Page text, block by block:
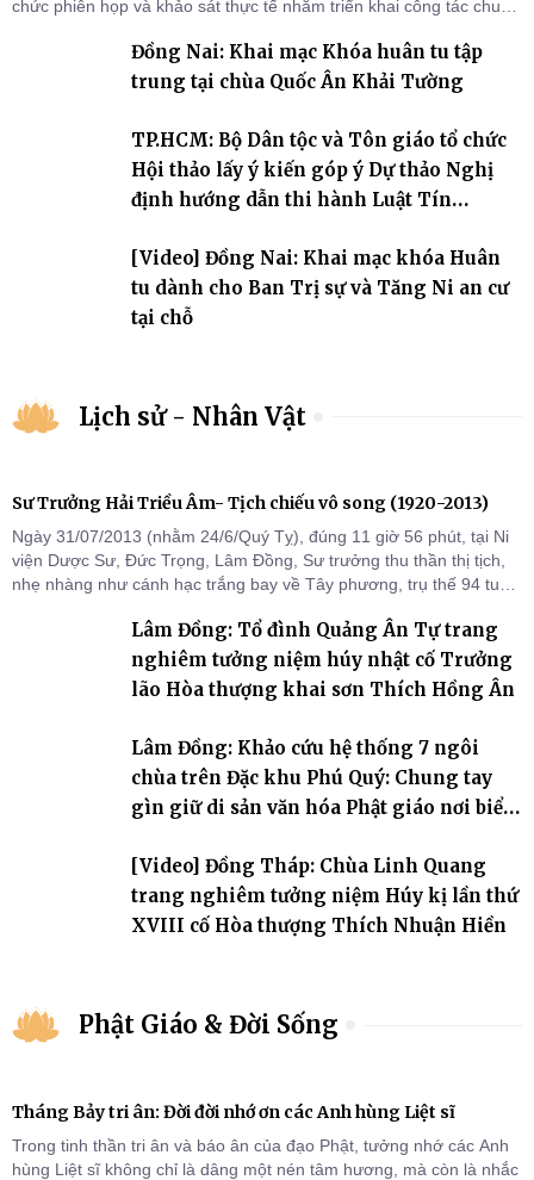
chức phiên họp và khảo sát thực tế nhằm triển khai công tác chuẩn
Đồng Nai: Khai mạc Khóa huân tu tập
trung tại chùa Quốc Ân Khải Tường
TP.HCM: Bộ Dân tộc và Tôn giáo tổ chức
Hội thảo lấy ý kiến góp ý Dự thảo Nghị
định hướng dẫn thi hành Luật Tín
[Video] Đồng Nai: Khai mạc khóa Huân
tu dành cho Ban Trị sự và Tăng Ni an cư
tại chỗ
Lịch sử - Nhân Vật
Sư Trưởng Hải Triều Âm- Tịch chiếu vô song (1920-2013)
Ngày 31/07/2013 (nhằm 24/6/Quý Tỵ), đúng 11 giờ 56 phút, tại Ni
viện Dược Sư, Đức Trọng, Lâm Đồng, Sư trưởng thu thần thị tịch,
nhẹ nhàng như cánh hạc trắng bay về Tây phương, trụ thế 94 tuổi
Lâm Đồng: Tổ đình Quảng Ân Tự trang
nghiêm tưởng niệm húy nhật cố Trưởng
lão Hòa thượng khai sơn Thích Hồng Ân
Lâm Đồng: Khảo cứu hệ thống 7 ngôi
chùa trên Đặc khu Phú Quý: Chung tay
gìn giữ di sản văn hóa Phật giáo nơi biển
[Video] Đồng Tháp: Chùa Linh Quang
trang nghiêm tưởng niệm Húy kị lần thứ
XVIII cố Hòa thượng Thích Nhuận Hiền
Phật Giáo & Đời Sống
Tháng Bảy tri ân: Đời đời nhớ ơn các Anh hùng Liệt sĩ
Trong tinh thần tri ân và báo ân của đạo Phật, tưởng nhớ các Anh
hùng Liệt sĩ không chỉ là dâng một nén tâm hương, mà còn là nhắc